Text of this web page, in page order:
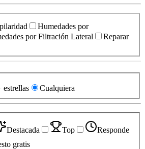
Humedades por
por Filtración Lateral
Reparar
estrellas Cualquiera
Destacada Top
Responde
gratis